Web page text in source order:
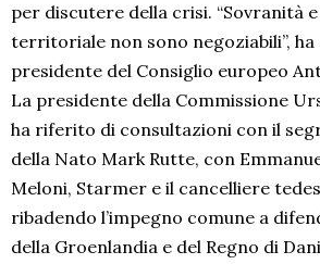
per discutere della crisi. “Sovranità
territoriale non sono negoziabili”,
presidente del Consiglio europeo
La presidente della Commissione
ha riferito di consultazioni con il
della Nato Mark Rutte, con
Meloni, Starmer e il cancelliere
ribadendo l’impegno comune a
della Groenlandia e del Regno di